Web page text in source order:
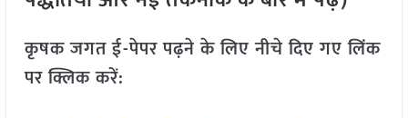
कृषक जगत ई-पेपर पढ़ने के लिए नीचे दिए गए लिंक
पर क्लिक करें: